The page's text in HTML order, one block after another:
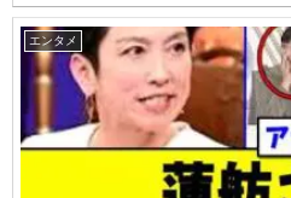
エンタメ